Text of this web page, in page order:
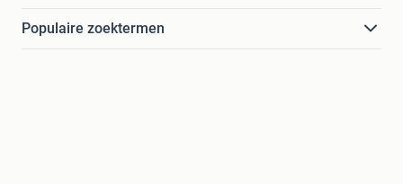
Populaire zoektermen